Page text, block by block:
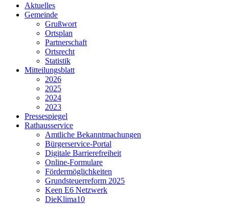
Aktuelles
Gemeinde
Grußwort
Ortsplan
Partnerschaft
Ortsrecht
Statistik
Mitteilungsblatt
2026
2025
2024
2023
Pressespiegel
Rathausservice
Amtliche Bekanntmachungen
Bürgerservice-Portal
Digitale Barrierefreiheit
Online-Formulare
Fördermöglichkeiten
Grundsteuerreform 2025
Keen E6 Netzwerk
DieKlima10